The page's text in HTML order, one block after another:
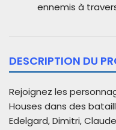
ennemis à
DESCRIPTION DU
Rejoignez les
Houses dans des
Edelgard, Dimitri,